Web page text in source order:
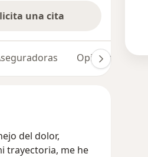
una cita
Opiniones (24)
del dolor,
trayectoria, me he